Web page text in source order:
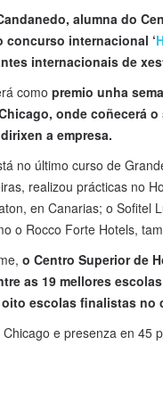
alumna do
concurso internacional ‘
internacionais de
como premio unha
onde coñecerá
a empresa.
no último curso de
realizou prácticas no
en Canarias; o Sofitel
o Rocco Forte Hotels,
o Centro Superior de
as 19 mellores
escolas finalistas no
e presenza en 45